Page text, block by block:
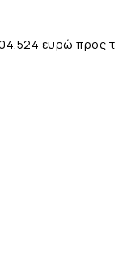
ευρώ προς